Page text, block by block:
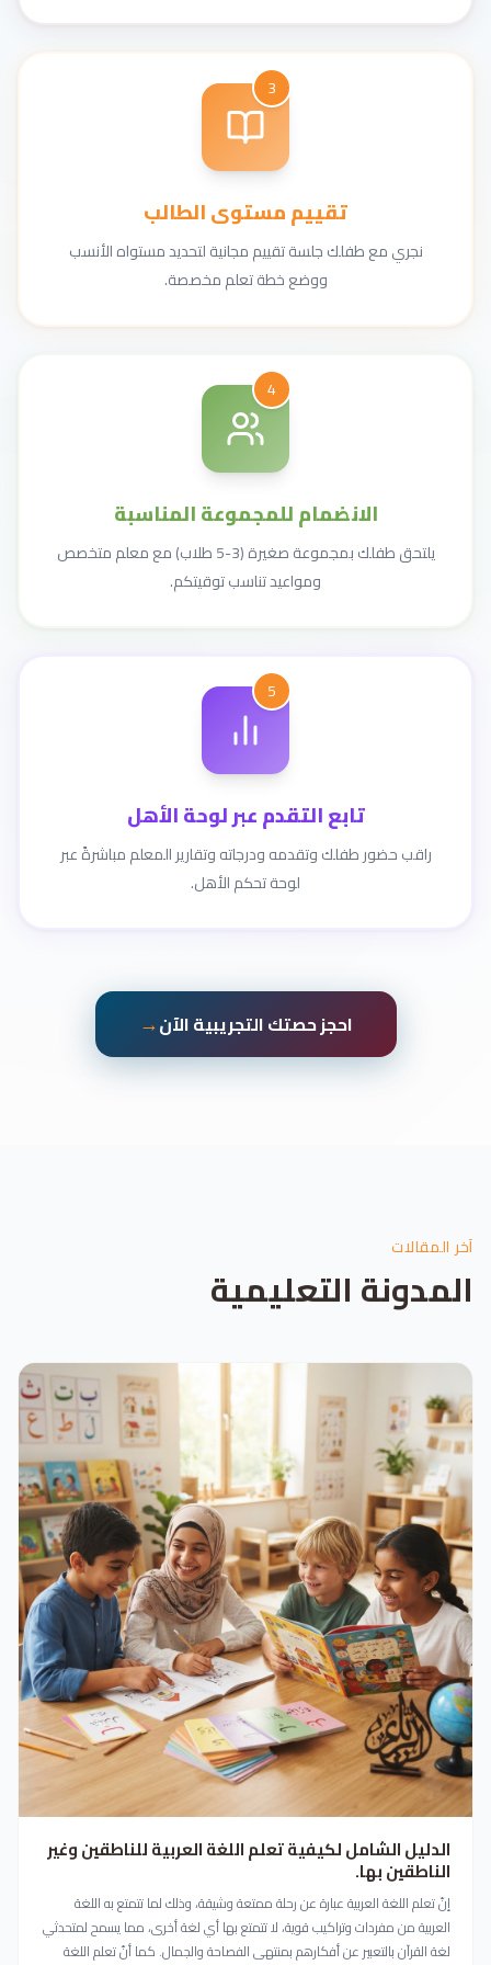
3
تقييم مستوى الطالب
نجري مع طفلك جلسة تقييم مجانية لتحديد مستواه الأنسب
ووضع خطة تعلم مخصصة.
4
الانضمام للمجموعة المناسبة
يلتحق طفلك بمجموعة صغيرة (3-5 طلاب) مع معلم متخصص
ومواعيد تناسب توقيتكم.
5
تابع التقدم عبر لوحة الأهل
راقب حضور طفلك وتقدمه ودرجاته وتقارير المعلم مباشرةً عبر
لوحة تحكم الأهل.
احجز حصتك التجريبية الآن→
آخر المقالات
المدونة التعليمية
الدليل الشامل لكيفية تعلم اللغة العربية للناطقين وغير
الناطقين بها.
إنّ تعلم اللغة العربية عبارة عن رحلة ممتعة وشيقة، وذلك لما تتمتع به اللغة
العربية من مفردات وتراكيب قوية، لا تتمتع بها أي لغة أخرى، مما يسمح لمتحدثي
لغة القرآن بالتعبير عن أفكارهم بمنتهى الفصاحة والجمال. كما أنّ تعلم اللغة